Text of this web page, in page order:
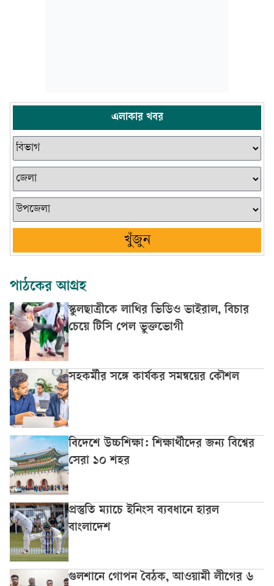
এলাকার খবর
খুঁজুন
পাঠকের আগ্রহ
স্কুলছাত্রীকে লাথির ভিডিও ভাইরাল, বিচার
চেয়ে টিসি পেল ভুক্তভোগী
সহকর্মীর সঙ্গে কার্যকর সমন্বয়ের কৌশল
বিদেশে উচ্চশিক্ষা: শিক্ষার্থীদের জন্য বিশ্বের
সেরা ১০ শহর
প্রস্তুতি ম্যাচে ইনিংস ব্যবধানে হারল
বাংলাদেশ
গুলশানে গোপন বৈঠক, আওয়ামী লীগের ৬